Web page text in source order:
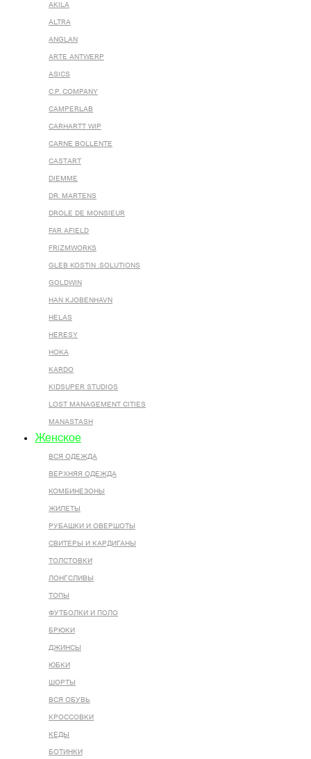
AKILA
ALTRA
ANGLAN
ARTE ANTWERP
ASICS
C.P. COMPANY
CAMPERLAB
CARHARTT WIP
CARNE BOLLENTE
CASTART
DIEMME
DR. MARTENS
DROLE DE MONSIEUR
FAR AFIELD
FRIZMWORKS
GLEB KOSTIN .SOLUTIONS
GOLDWIN
HAN KJOBENHAVN
HELAS
HERESY
HOKA
KARDO
KIDSUPER STUDIOS
LOST MANAGEMENT CITIES
MANASTASH
Женское
ВСЯ ОДЕЖДА
ВЕРХНЯЯ ОДЕЖДА
КОМБИНЕЗОНЫ
ЖИЛЕТЫ
РУБАШКИ И ОВЕРШОТЫ
СВИТЕРЫ И КАРДИГАНЫ
ТОЛСТОВКИ
ЛОНГСЛИВЫ
ТОПЫ
ФУТБОЛКИ И ПОЛО
БРЮКИ
ДЖИНСЫ
ЮБКИ
ШОРТЫ
ВСЯ ОБУВЬ
КРОССОВКИ
КЕДЫ
БОТИНКИ